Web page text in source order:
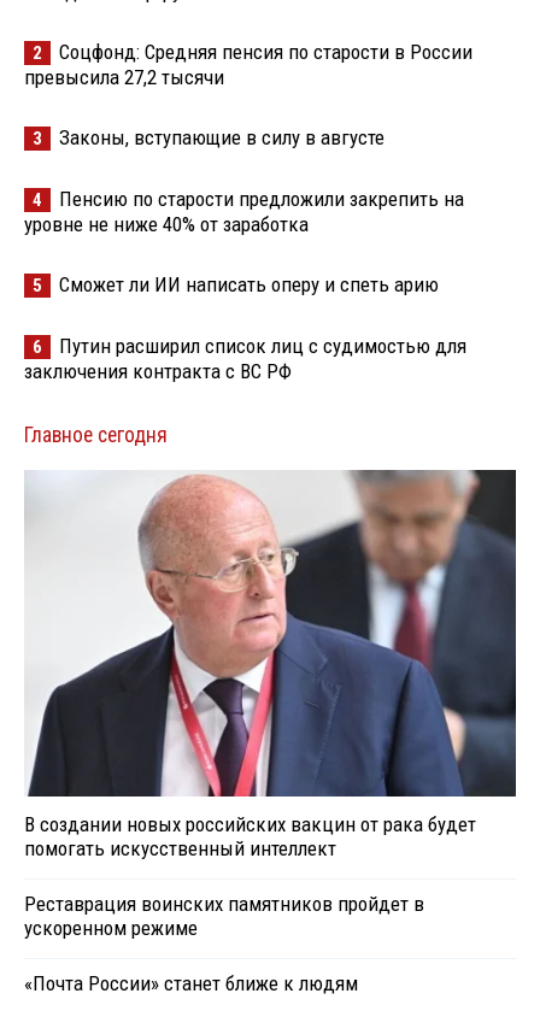
2
Соцфонд: Средняя пенсия по старости в России
превысила 27,2 тысячи
3 Законы, вступающие в силу в августе
4
Пенсию по старости предложили закрепить на
уровне не ниже 40% от заработка
5 Сможет ли ИИ написать оперу и спеть арию
6
Путин расширил список лиц с судимостью для
заключения контракта с ВС РФ
Главное сегодня
В создании новых российских вакцин от рака будет
помогать искусственный интеллект
Реставрация воинских памятников пройдет в
ускоренном режиме
«Почта России» станет ближе к людям